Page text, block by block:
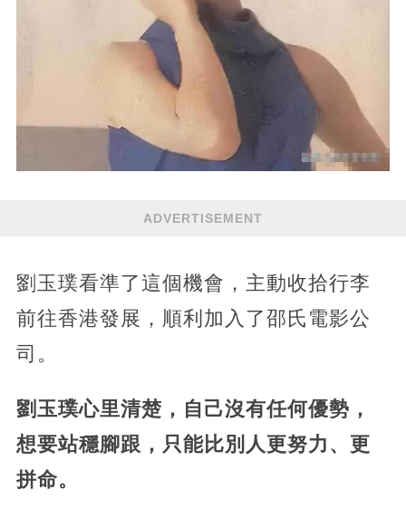
ADVERTISEMENT
劉玉璞看準了這個機會，主動收拾行李
前往香港發展，順利加入了邵氏電影公
司。
劉玉璞心里清楚，自己沒有任何優勢，
想要站穩腳跟，只能比別人更努力、更
拼命。